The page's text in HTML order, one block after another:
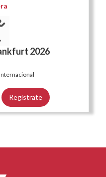
2026
Regístrate